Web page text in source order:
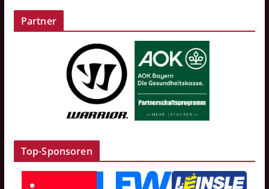
Partner
Top-Sponsoren